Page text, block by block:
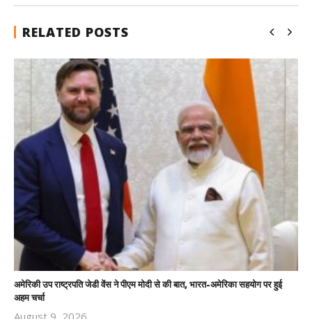
RELATED POSTS
अमेरिकी उप राष्ट्रपति जेडी वेंस ने पीएम मोदी से की बात, भारत-अमेरिका सहयोग पर हुई
अहम चर्चा
August 9, 2026